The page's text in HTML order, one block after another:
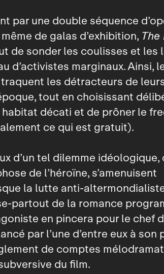
par une double séquence
de galas d’exhibition, The
de sonder les coulisses et les
d’activistes marginaux. Ainsi,
les détracteurs de
tout en choisissant
décati et de prôner le
ce qui est gratuit).
d’un tel dilemme
de l’héroïne, s’amenuisent
la lutte
de la romance
en pincera pour le chef
par l’une d’entre eux à son
de comptes
du film.